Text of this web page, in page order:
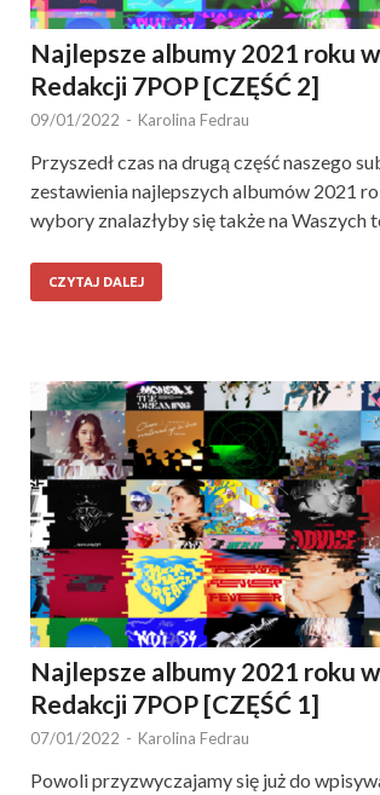
Najlepsze albumy 2021 roku
Redakcji 7POP [CZĘŚĆ 2]
09/01/2022 - Karolina Fedrau
Przyszedł czas na drugą część naszego
zestawienia najlepszych albumów 2021
wybory znalazłyby się także na Waszych
CZYTAJ DALEJ
Najlepsze albumy 2021 roku
Redakcji 7POP [CZĘŚĆ 1]
07/01/2022 - Karolina Fedrau
Powoli przyzwyczajamy się już do